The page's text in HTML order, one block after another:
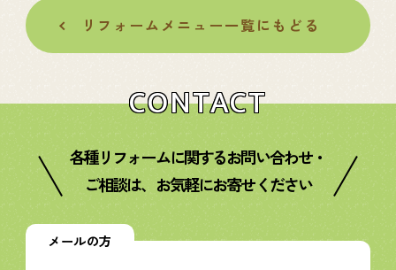
リフォームメニュー一覧にもどる
CONTACT
各種リフォームに関するお問い合わせ・
ご相談は、お気軽にお寄せください
メールの方